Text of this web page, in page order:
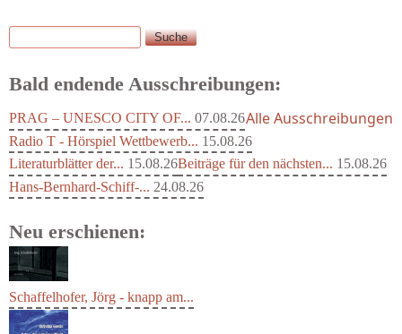
Suchformular
Suche
Bald endende Ausschreibungen:
PRAG – UNESCO CITY OF... 07.08.26
Radio T - Hörspiel Wettbewerb... 15.08.26
Literaturblätter der... 15.08.26Beiträge für den nächsten... 15.08.26
Hans-Bernhard-Schiff-... 24.08.26
Alle Ausschreibungen
Neu erschienen:
Schaffelhofer, Jörg - knapp am...